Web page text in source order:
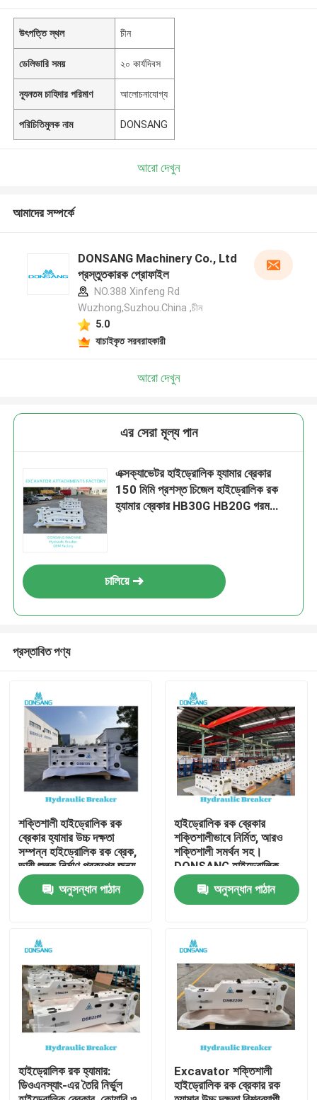
বাড়ি
VR প্রদর্শন
উৎপত্তি স্থল চীন
ডেলিভারি সময় ২০ কার্যদিবস
ন্যূনতম চাহিদার পরিমাণ আলোচনাযোগ্য
পরিচিতিমুলক নাম DONSANG
আরো দেখুন
আমাদের সম্পর্কে
DONSANG Machinery Co., Ltd
প্রস্তুতকারক প্রোফাইল
NO.388 Xinfeng Rd
Wuzhong,Suzhou.China ,চীন
5.0
যাচাইকৃত সরবরাহকারী
আরো দেখুন
এর সেরা মূল্য পান
এক্সক্যাভেটর হাইড্রোলিক হ্যামার ব্রেকার
150 মিমি প্রশস্ত চিজেল হাইড্রোলিক রক
হ্যামার ব্রেকার HB30G HB20G গরম
চালিয়ে
প্রস্তাবিত পণ্য
শক্তিশালী হাইড্রোলিক রক
ব্রেকার হ্যামার উচ্চ দক্ষতা
সম্পন্ন হাইড্রোলিক রক ব্রেক,
ভারী শুল্ক নির্মাণ প্রকল্পের জন্য,
পাথর ভাঙ্গা থেকে পুনর্ব্যবহার
পর্যন্ত DONSANG বহুমুখী
হাইড্রোলিক ব্রেকার, OEM
অনুসন্ধান পাঠান
হাইড্রোলিক রক ব্রেকার
শক্তিশালীভাবে নির্মিত, আরও
শক্তিশালী সমর্থন সহ।
DONSANG হাইড্রোলিক
ব্রেকার, ২৪/৭ বিশেষজ্ঞ সহায়তা
সহ। হাইড্রোলিক রক হ্যামার
অ্যাটাচমেন্ট, নির্মাণ যন্ত্রাংশ
অনুসন্ধান পাঠান
হাইড্রোলিক রক হ্যামার:
ডিওএনস্যাং-এর তৈরি নির্ভুল
Excavator শক্তিশালী
হাইড্রোলিক রক ব্রেকার রক